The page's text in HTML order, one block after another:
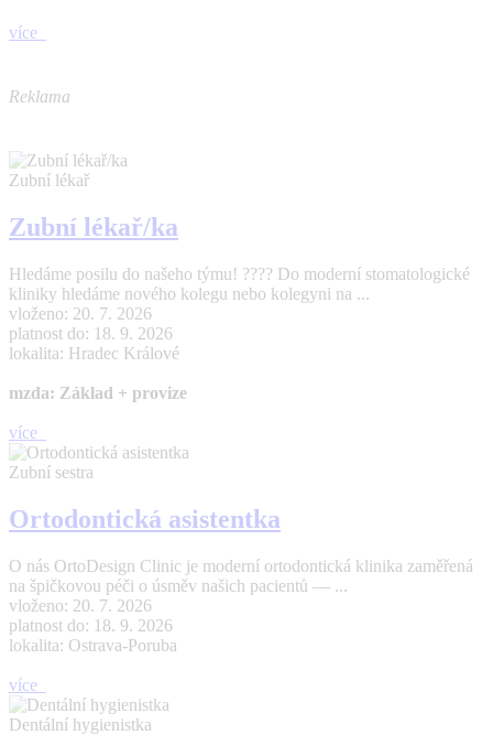
více
Reklama
Zubní lékař
Zubní lékař/ka
Hledáme posilu do našeho týmu! ???? Do moderní stomatologické
kliniky hledáme nového kolegu nebo kolegyni na ...
vloženo: 20. 7. 2026
platnost do: 18. 9. 2026
lokalita: Hradec Králové
mzda: Základ + provize
více
Zubní sestra
Ortodontická asistentka
O nás OrtoDesign Clinic je moderní ortodontická klinika zaměřená
na špičkovou péči o úsměv našich pacientů — ...
vloženo: 20. 7. 2026
platnost do: 18. 9. 2026
lokalita: Ostrava-Poruba
více
Dentální hygienistka